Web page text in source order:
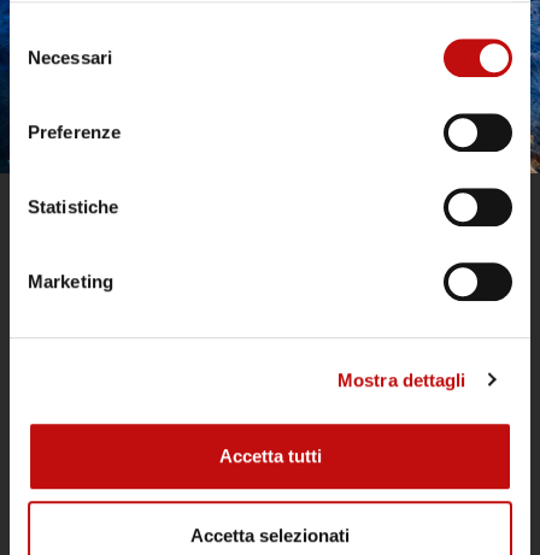
Selezione
delNecessari
Preferenze
Statistiche
Marketing
Mostra dettagli
Accetta tutti
Accetta selezionati
all’Argentario per subacquei tecnici e
ricreativi, per gruppi e scuole sub.